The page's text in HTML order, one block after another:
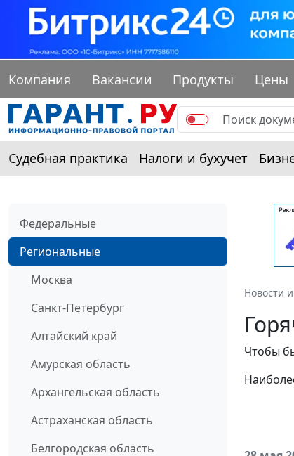
Компания Вакансии Продукты Цены
Судебная практика Налоги и бухучет
Федеральные
Региональные
Москва
Санкт-Петербург
Алтайский край
Амурская область
Архангельская область
Астраханская область
Белгородская область
Новости
Чтобы